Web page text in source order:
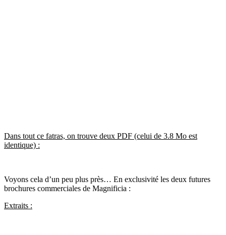
Dans tout ce fatras, on trouve deux PDF (celui de 3.8 Mo est
identique) :
Voyons cela d’un peu plus près… En exclusivité les deux futures
brochures commerciales de Magnificia :
Extraits :